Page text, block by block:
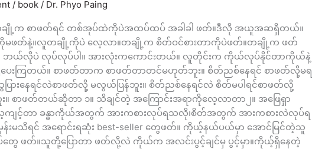
/ book / Dr. Phyo Paing
။ တချို့က စာဖတ်ရင် တစ်အုပ်ထဲကိုပဲအထပ်ထပ် အခါခါ ဖတ်။ဒီလို အယူအဆရှိတယ်။
ဖတ်နဲ့။လူတချို့ကိုပဲ လေ့လာ။တချို့က စိတ်ဝင်စားတာကိုပဲဖတ်။တချို့က ဖတ်
ဘယ်လိုပဲ လုပ်လုပ်ပါ။ အားလုံးကကောင်းတယ်။ လူတိုင်းက ကိုယ်လုပ်နိုင်တာကိုယ်နဲ့
းကြတယ်။ စာဖတ်တာက စာဖတ်တာတင်မဟုတ်ဘူး။ စိတ်ညစ်နေရင် စာဖတ်လို့မရ
ြားနေရင်လဲစာဖတ်လို့ မလွယ်ပြန်ဘူး။ စိတ်ညစ်နေရင်လဲ စိတ်မပါရင်စာဖတ်လို့
း။ စာဖတ်တယ်ဆိုတာ ၁။ သိချင်တဲ့ အကြောင်းအရာကိုလေ့လာတာ၂။ အဖြေရှာ
ကျင့်တာ ခန္ဓာကိုယ်အတွက် အားကစားလုပ်ရသလို၊စိတ်အတွက် အားကစားလဲလုပ်ရ
မသိရင် အရောင်းရဆုံး best-seller တွေဖတ်။ ကိုယ့်နယ်ပယ်မှာ အောင်မြင်တဲ့သူ
တွေ ဖတ်။သူတို့ပြောတာ ဖတ်လို့လဲ ကိုယ်က အလင်းပွင့်ချင်မှ ပွင့်မှာ။ကိုယ့်ရှိနေတဲ့